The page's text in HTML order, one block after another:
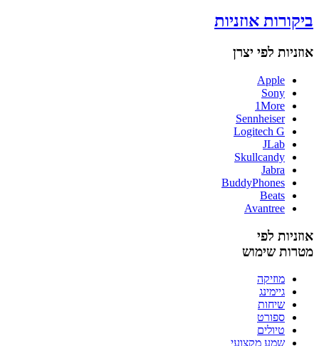
ביקורות אוזניות
אוזניות לפי יצרן
Apple
Sony
1More
Sennheiser
Logitech G
JLab
Skullcandy
Jabra
BuddyPhones
Beats
Avantree
אוזניות לפי
מטרות שימוש
מוזיקה
גיימינג
שיחות
ספורט
טיולים
שמע מקצועי